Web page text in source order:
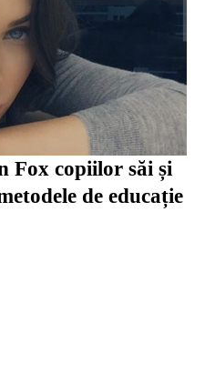
Fox copiilor săi și
de educație